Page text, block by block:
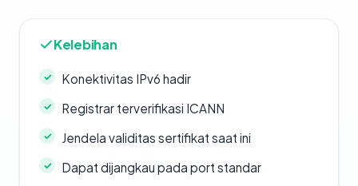
Kelebihan
Konektivitas IPv6 hadir
Registrar terverifikasi ICANN
Jendela validitas sertifikat saat ini
Dapat dijangkau pada port standar